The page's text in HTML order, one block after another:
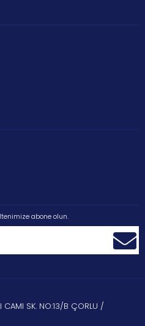
abone olun.
CAMI SK. NO:13/B ÇORLU /